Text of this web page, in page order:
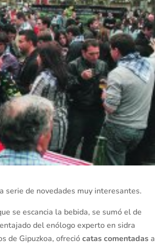
serie de novedades muy interesantes.
se escancia la bebida, se sumó el de
del enólogo experto en sidra
de Gipuzkoa, ofreciócatas comentadas a